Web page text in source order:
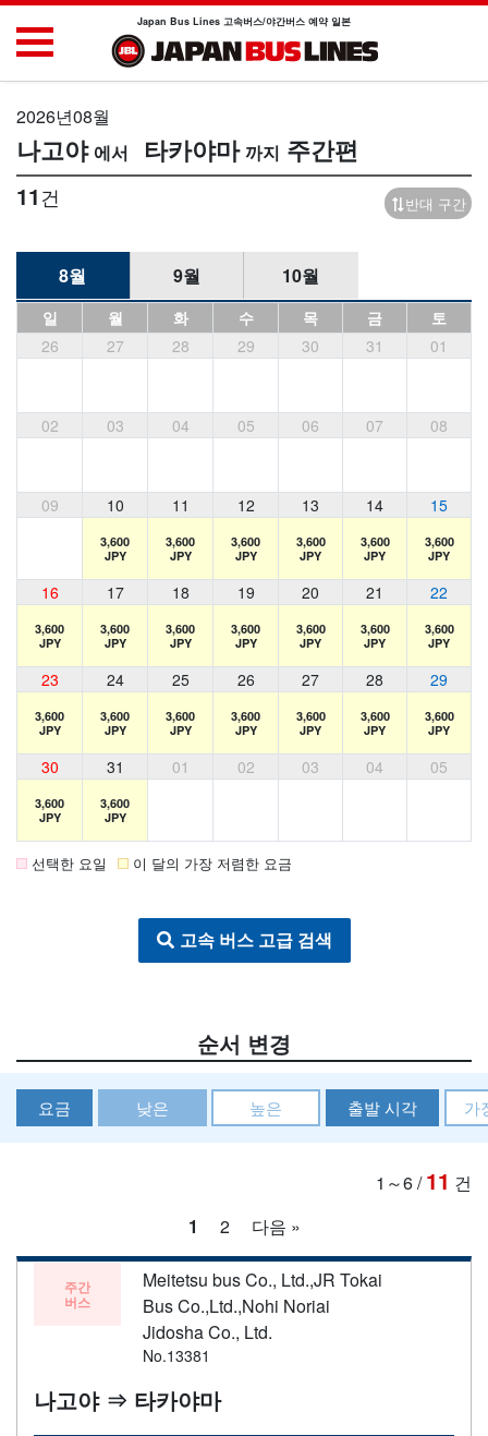
Japan Bus Lines 고속버스/야간버스 예약 일본
2026년08월
나고야 타카야마 주간편
11건 반대 구간
8월 9월 10월
일 월 화 수 목 금
토
26
27 28 29 30 31 01
02 03 04 05 06 07 08
09 10 11 12 13 14 15
3,600
JPY
3,600
JPY
3,600
JPY
3,600
JPY
3,600
JPY
3,600
JPY
16 17 18 19 20 21 22
3,600
JPY
3,600
JPY
3,600
JPY
3,600
JPY
3,600
JPY
3,600
JPY
3,600
JPY
23 24 25 26 27 28 29
3,600
JPY
3,600
JPY
3,600
JPY
3,600
JPY
3,600
JPY
3,600
JPY
3,600
JPY
30 31 01 02 03 04 05
3,600
JPY
3,600
JPY
선택한 요일 이 달의 가장 저렴한 요금
고속 버스 고급 검색
순서 변경
요금 낮은 높은 출발 시각 가
1～6/11 건
1
2 다음 »
주간
버스
Meitetsu bus Co., Ltd.,JR Tokai
Bus Co.,Ltd.,Nohi Noriai
Jidosha Co., Ltd.
No.13381
나고야 ⇒ 타카야마